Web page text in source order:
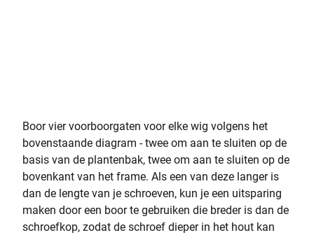
Boor vier voorboorgaten voor elke wig volgens het
bovenstaande diagram - twee om aan te sluiten op de
basis van de plantenbak, twee om aan te sluiten op de
bovenkant van het frame. Als een van deze langer is
dan de lengte van je schroeven, kun je een uitsparing
maken door een boor te gebruiken die breder is dan de
schroefkop, zodat de schroef dieper in het hout kan